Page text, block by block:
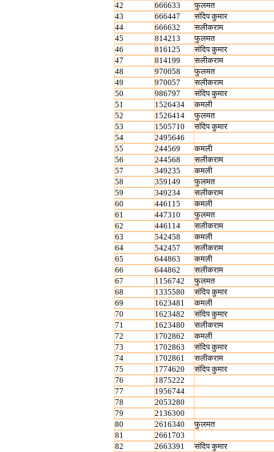
42
666633
फुलमत
43
666447
संदिप कुमार
44
666632
सलीकराम
45
814213
फुलमत
46
816125
संदिप कुमार
47
814199
सलीकराम
48
970058
फुलमत
49
970057
सलीकराम
50
986797
संदिप कुमार
51
1526434
कमली
52
1526414
फुलमत
53
1505710
संदिप कुमार
54
2495646
55
244569
कमली
56
244568
सलीकराम
57
349235
कमली
58
359149
फुलमत
59
349234
सलीकराम
60
446115
कमली
61
447310
फुलमत
62
446114
सलीकराम
63
542458
कमली
64
542457
सलीकराम
65
644863
कमली
66
644862
सलीकराम
67
1156742
फुलमत
68
1335580
संदिप कुमार
69
1623481
कमली
70
1623482
संदिप कुमार
71
1623480
सलीकराम
72
1702862
कमली
73
1702863
संदिप कुमार
74
1702861
सलीकराम
75
1774620
संदिप कुमार
76
1875222
77
1956744
78
2053280
79
2136300
80
2616340
फुलमत
81
2661703
82
2663391
संदिप कुमार